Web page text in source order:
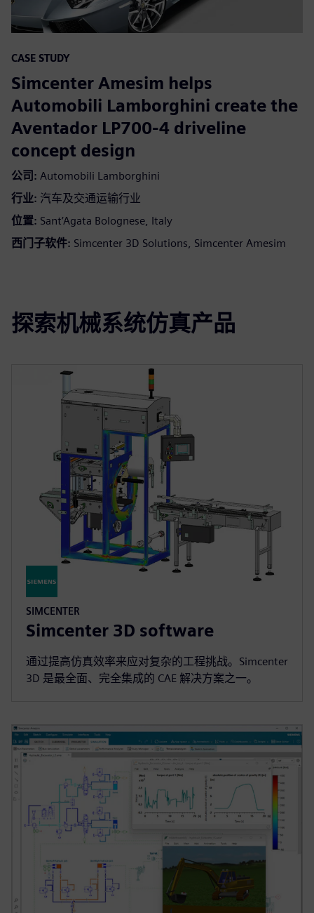
CASE STUDY
Simcenter Amesim helps
Automobili Lamborghini create the
Aventador LP700-4 driveline
concept design
公司: Automobili Lamborghini
行业: 汽车及交通运输行业
位置: Sant’Agata Bolognese, Italy
西门子软件: Simcenter 3D Solutions, Simcenter Amesim
探索机械系统仿真产品
SIMCENTER
Simcenter 3D software
通过提高仿真效率来应对复杂的工程挑战。Simcenter
3D 是最全面、完全集成的 CAE 解决方案之一。